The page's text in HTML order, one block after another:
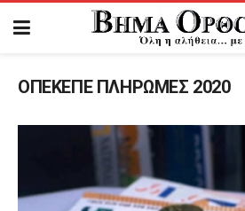
ΟΠΕΚΕΠΕ ΠΛΗΡΩΜΕΣ 2020